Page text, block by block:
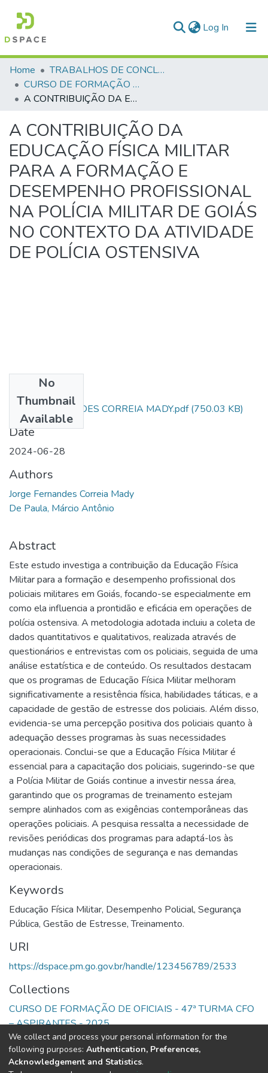
Log In (current)
Communities & Collections
All of DSpace
Home
TRABALHOS DE CONCLUSÃO DE CURSO - CFO (CURSO DE FORMAÇÃO DE OFICIAIS)
CURSO DE FORMAÇÃO DE OFICIAIS - 47ª TURMA CFO – ASPIRANTES - 2025
A CONTRIBUIÇÃO DA EDUCAÇÃO FÍSICA MILITAR PARA A FORMAÇÃO E DESEMPENHO PROFISSIONAL NA POLÍCIA MILITAR DE GOIÁS NO CONTEXTO DA ATIVIDADE DE POLÍCIA OSTENSIVA
A CONTRIBUIÇÃO DA
EDUCAÇÃO FÍSICA MILITAR
PARA A FORMAÇÃO E
DESEMPENHO PROFISSIONAL
NA POLÍCIA MILITAR DE GOIÁS
NO CONTEXTO DA ATIVIDADE
DE POLÍCIA OSTENSIVA
No
Thumbnail
Available
JORGE FERNANDES CORREIA MADY.pdf(750.03 KB)
Date
2024-06-28
Authors
Jorge Fernandes Correia Mady
De Paula, Márcio Antônio
Abstract
Este estudo investiga a contribuição da Educação Física
Militar para a formação e desempenho profissional dos
policiais militares em Goiás, focando-se especialmente em
como ela influencia a prontidão e eficácia em operações de
polícia ostensiva. A metodologia adotada incluiu a coleta de
dados quantitativos e qualitativos, realizada através de
questionários e entrevistas com os policiais, seguida de uma
análise estatística e de conteúdo. Os resultados destacam
que os programas de Educação Física Militar melhoram
significativamente a resistência física, habilidades táticas, e a
capacidade de gestão de estresse dos policiais. Além disso,
evidencia-se uma percepção positiva dos policiais quanto à
adequação desses programas às suas necessidades
operacionais. Conclui-se que a Educação Física Militar é
essencial para a capacitação dos policiais, sugerindo-se que
a Polícia Militar de Goiás continue a investir nessa área,
garantindo que os programas de treinamento estejam
sempre alinhados com as exigências contemporâneas das
operações policiais. A pesquisa ressalta a necessidade de
revisões periódicas dos programas para adaptá-los às
mudanças nas condições de segurança e nas demandas
operacionais.
Keywords
Educação Física Militar, Desempenho Policial, Segurança
Pública, Gestão de Estresse,Treinamento.
URI
https://dspace.pm.go.gov.br/handle/123456789/2533
Collections
CURSO DE FORMAÇÃO DE OFICIAIS - 47ª TURMA CFO
– ASPIRANTES - 2025
Full item page
We collect and process your personal information for the
following purposes: Authentication, Preferences,
Acknowledgement and Statistics.